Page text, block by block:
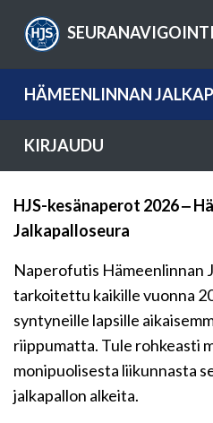
SEURANAVIGOINTI
HÄMEENLINNAN
KIRJAUDU
HJS-kesänaperot 2026 ‒
Jalkapalloseura
Naperofutis Hämeenlinnan
tarkoitettu kaikille vuonna
syntyneille lapsille
riippumatta. Tule rohkeasti
monipuolisesta liikunnasta
jalkapallon alkeita.